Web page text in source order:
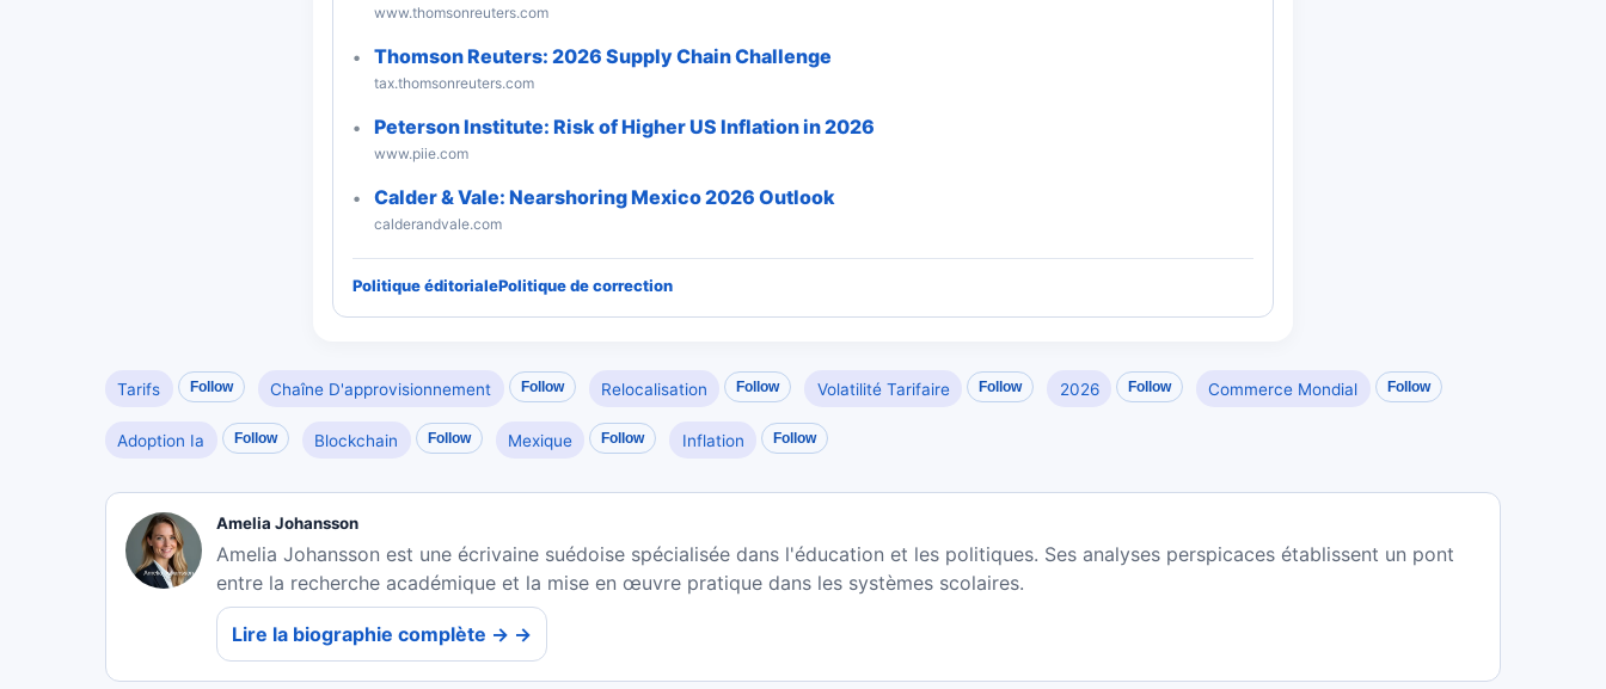
www.thomsonreuters.com
Thomson Reuters: 2026 Supply Chain Challenge
tax.thomsonreuters.com
Peterson Institute: Risk of Higher US Inflation in 2026
www.piie.com
Calder & Vale: Nearshoring Mexico 2026 Outlook
calderandvale.com
Politique éditorialePolitique de correction
Tarifs Follow Chaîne D'approvisionnement Follow Relocalisation Follow Volatilité Tarifaire Follow 2026 Follow Commerce Mondial Follow
Adoption Ia Follow Blockchain Follow Mexique Follow Inflation Follow
Amelia Johansson
Amelia Johansson est une écrivaine suédoise spécialisée dans l'éducation et les politiques. Ses analyses perspicaces établissent un pont
entre la recherche académique et la mise en œuvre pratique dans les systèmes scolaires.
Lire la biographie complète → →